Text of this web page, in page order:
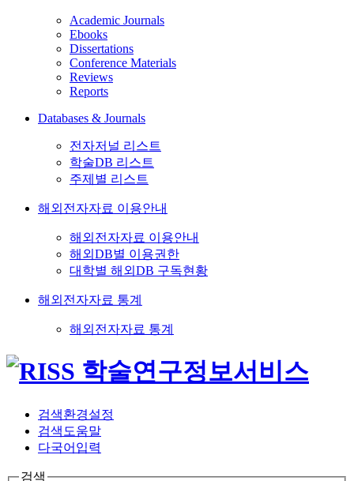
Academic Journals
Ebooks
Dissertations
Conference Materials
Reviews
Reports
Databases & Journals
전자저널 리스트
학술DB 리스트
주제별 리스트
해외전자자료 이용안내
해외전자자료 이용안내
해외DB별 이용권한
대학별 해외DB 구독현황
해외전자자료 통계
해외전자자료 통계
검색환경설정
검색도움말
다국어입력
검색